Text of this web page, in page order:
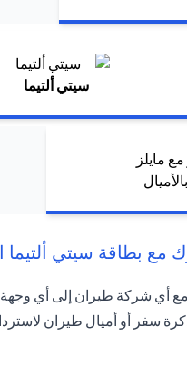
سيتي ألتيما
بطاقة سيتي ألتيما
طيران إلى أي وجهة في أي درجة سفر
سفر أو أميال طيران